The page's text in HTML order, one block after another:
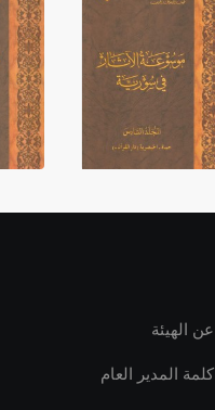
عن الهيئة
كلمة المدير العام